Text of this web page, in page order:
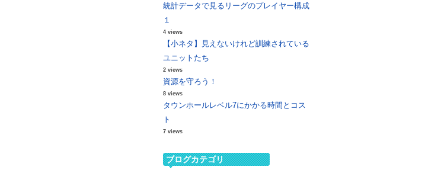
統計データで見るリーグのプレイヤー構成
１
4 views
【小ネタ】見えないけれど訓練されている
ユニットたち
2 views
資源を守ろう！
8 views
タウンホールレベル7にかかる時間とコス
ト
7 views
ブログカテゴリ